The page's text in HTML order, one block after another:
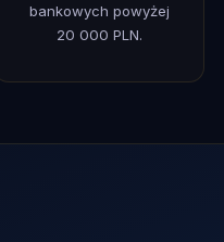
bankowych powyżej
20 000 PLN.